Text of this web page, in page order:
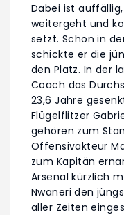
Dabei ist
weitergeht und
setzt. Schon in
schickte er die
den Platz. In der
Coach das
23,6 Jahre
Flügelflitzer
gehören zum
Offensivakteur
zum Kapitän
Arsenal kürzlich
Nwaneri den
aller Zeiten